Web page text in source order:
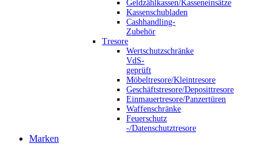
Geldzählkassen/Kasseneinsätze
Kassenschubladen
Cashhandling-
Zubehör
Tresore
Wertschutzschränke
VdS-
geprüft
Möbeltresore/Kleintresore
Geschäftstresore/Deposittresore
Einmauertresore/Panzertüren
Waffenschränke
Feuerschutz
-/Datenschutztresore
Marken